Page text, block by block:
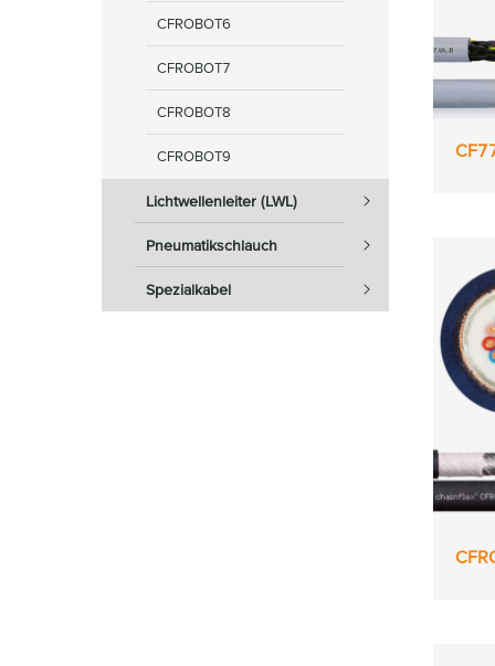
CFROBOT6
CFROBOT7
CFROBOT8
CFROBOT9
Lichtwellenleiter (LWL)
Pneumatikschlauch
Spezialkabel